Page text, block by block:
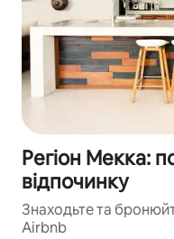
Регіон Мекка:
відпочинку
Знаходьте та
Airbnb